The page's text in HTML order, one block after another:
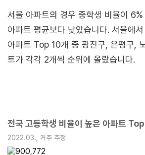
서울 아파트의 경우 중학생 비율이
아파트 평균보다 낮았습니다. 서울에
아파트 Top 10개 중 광진구, 은평구,
트가 각각 2개씩 순위에 올랐습니다.
전국 고등학생 비율이 높은 아파트
2022.03., 거주 추정